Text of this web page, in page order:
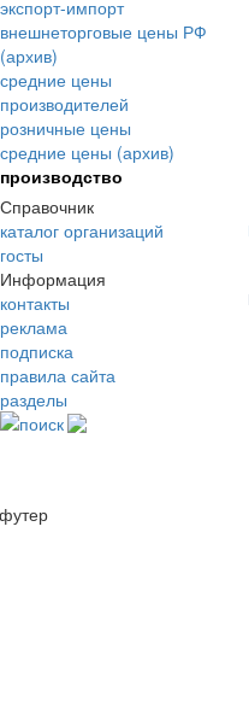
экспорт-импорт
внешнеторговые цены РФ
(архив)
средние цены
производителей
розничные цены
средние цены (архив)
производство
Справочник
каталог организаций
госты
Информация
контакты
реклама
подписка
правила сайта
разделы
поиск
футер